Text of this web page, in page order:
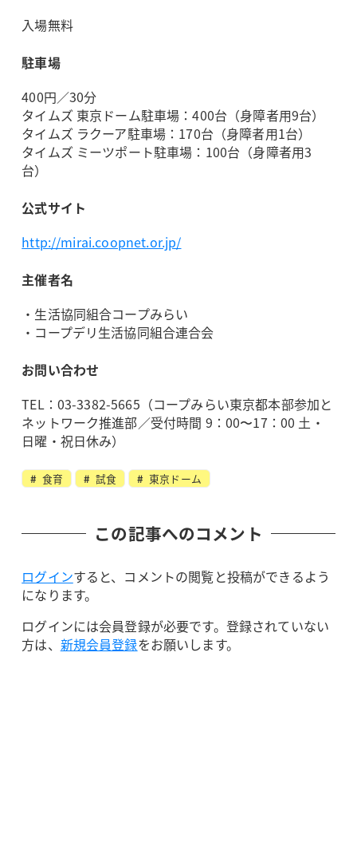
入場無料
駐車場
400円／30分
タイムズ 東京ドーム駐車場：400台（身障者用9台）
タイムズ ラクーア駐車場：170台（身障者用1台）
タイムズ ミーツポート駐車場：100台（身障者用3
台）
公式サイト
http://mirai.coopnet.or.jp/
主催者名
・生活協同組合コープみらい
・コープデリ生活協同組合連合会
お問い合わせ
TEL：03-3382-5665（コープみらい東京都本部参加と
ネットワーク推進部／受付時間 9：00〜17：00 土・
日曜・祝日休み）
食育 試食 東京ドーム
この記事へのコメント
ログインすると、コメントの閲覧と投稿ができるよう
になります。
ログインには会員登録が必要です。登録されていない
方は、 新規会員登録をお願いします。